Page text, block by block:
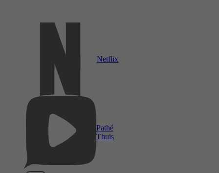
Netflix
Pathé
Thuis